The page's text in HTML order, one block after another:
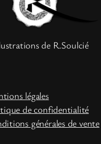
de R.Soulcié
légales
de confidentialité
générales de vente